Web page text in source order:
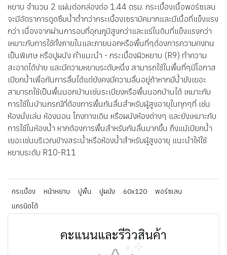
หยาบ จำนวน 2 แผ่นต่อกล่องต่อ 1.44 ตรม. กระเบื้องเนื้อพอร์ซเลน
จะมีอัตราการดูดซึมน้ำต่ำกว่ากระเบื้องเซรามิคมากและมีเนื้อที่แข็งแรง
กว่า เนื่องจากผ่านการอบที่อุณภูมิสูงกว่าและแร่ในดินที่แข็งแรงกว่า
เหมาะกับการใช้ทั้งภายในและภายนอกหรือพื้นที่ๆต้่องการความคงทน
เป็นพิเศษ หรือปูผนัง คำแนะนำ - กระเบื้องผิวหยาบ (R9) ทำความ
สะอาดได้ง่าย และมีความหยาบระดับหนึ่ง สามารถใช้ในพื้นที่ๆมีโอกาส
เปียกน้ำเพื่อกันการลื่นได้แต่ยังคงมีความลื่นอยู่ถ้าหากมีน้ำขังเยอะ
สามารถใช้เป็นพื้นนอกบ้านเช่นระเบียงหรือพื้นนอกบ้านได้ เหมาะกับ
การใช้ในบ้านกรณีที่ต้องการพื้นกันลื่นสำหรับผู้สูงอายุในทุกๆที่ เช่น
ห้องนั่งเล่น ห้องนอน โถงทางเดิน หรือผนังห้องต่างๆ และยังเหมาะกับ
การใช้ในห้องน้ำ หากต้องการพื้นสำหรับกันลื่นมากขึ้น ถึงแม้เปียกน้ำ
เยอะเช่นบริเวณข้างสระน้ำหรือห้องน้ำสำหรับผู้สูงอายุ แนะนำให้ใช้
หยาบระดับ R10-R11
กระเบื้อง หน้าหยาบ ปูพื้น ปูผนัง 60x120
พอร์ซเลน
แกรนิตโต้
คะแนนและรีวิวสินค้า